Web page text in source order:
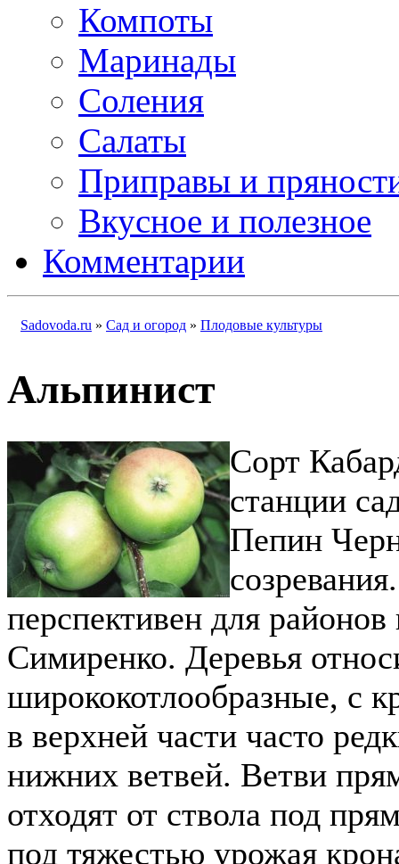
Компоты
Маринады
Соления
Салаты
Приправы и
Вкусное и полезное
Комментарии
Sadovoda.ru » Сад и огород » Плодовые культуры
Альпинист
Сорт
станции
Пепин
перспективен для
Симиренко. Деревья
ширококотлообразные, с
в верхней части часто
нижних ветвей. Ветви
отходят от ствола под
под тяжестью урожая